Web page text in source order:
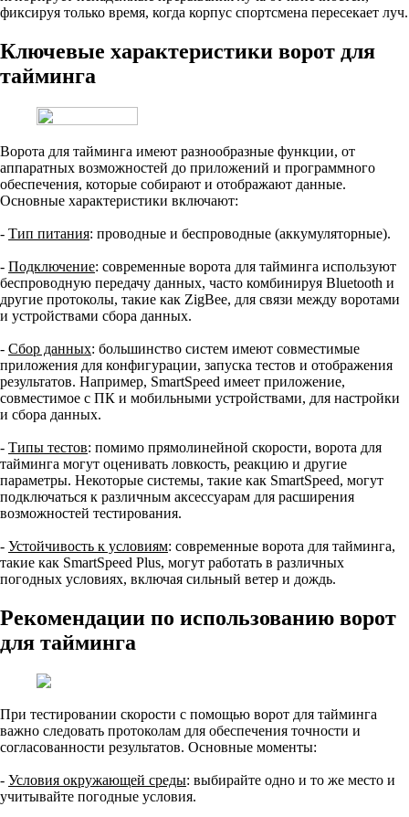
фиксируя только время, когда корпус спортсмена пересекает луч.
Ключевые характеристики ворот для
тайминга
Ворота для тайминга имеют разнообразные функции, от
аппаратных возможностей до приложений и программного
обеспечения, которые собирают и отображают данные.
Основные характеристики включают:
- Тип питания: проводные и беспроводные (аккумуляторные).
- Подключение: современные ворота для тайминга используют
беспроводную передачу данных, часто комбинируя Bluetooth и
другие протоколы, такие как ZigBee, для связи между воротами
и устройствами сбора данных.
- Сбор данных: большинство систем имеют совместимые
приложения для конфигурации, запуска тестов и отображения
результатов. Например, SmartSpeed имеет приложение,
совместимое с ПК и мобильными устройствами, для настройки
и сбора данных.
- Типы тестов: помимо прямолинейной скорости, ворота для
тайминга могут оценивать ловкость, реакцию и другие
параметры. Некоторые системы, такие как SmartSpeed, могут
подключаться к различным аксессуарам для расширения
возможностей тестирования.
- Устойчивость к условиям: современные ворота для тайминга,
такие как SmartSpeed Plus, могут работать в различных
погодных условиях, включая сильный ветер и дождь.
Рекомендации по использованию ворот
для тайминга
При тестировании скорости с помощью ворот для тайминга
важно следовать протоколам для обеспечения точности и
согласованности результатов. Основные моменты:
- Условия окружающей среды: выбирайте одно и то же место и
учитывайте погодные условия.